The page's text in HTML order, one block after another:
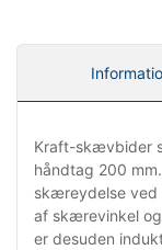
Kraft-skævbider
håndtag 200
skæreydelse ved
af skærevinkel
er desuden